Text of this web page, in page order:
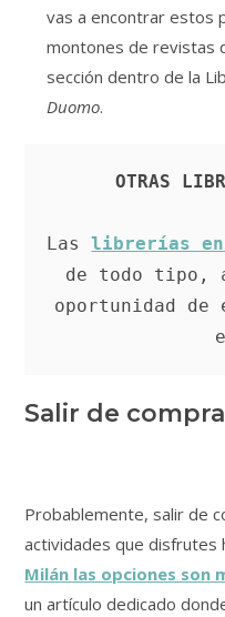
vas a encontrar estos
montones de revistas
sección dentro de la
Duomo.
OTRAS
Las librerías en
de todo tipo,
oportunidad de
Salir de
Probablemente, salir de
actividades que disfrutes
Milán las opciones son
un artículo dedicado